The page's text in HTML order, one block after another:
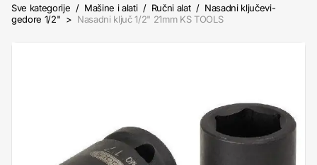
Sve kategorije / Mašine i alati / Ručni alat / Nasadni ključevi-
gedore 1/2" > Nasadni ključ 1/2" 21mm KS TOOLS